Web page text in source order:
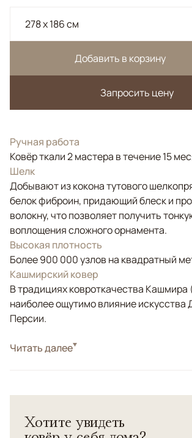
278 x 186 см
Добавить в корзину
Запросить цену
Ручная работа
Ковёр ткали 2 мастера в течение 15
Шелк
Добывают из кокона тутового
белок фиброин, придающий блеск и
волокну, что позволяет получить
воплощения сложного орнамента.
Высокая плотность
Более 900 000 узлов на квадратный
Кашмирский ковер
В традициях ковроткачества Кашмира
наиболее ощутимо влияние искусства
Персии.
СтильКлассические
Персидский орнамент "Хешти".
Читать далее
Хотите увидеть